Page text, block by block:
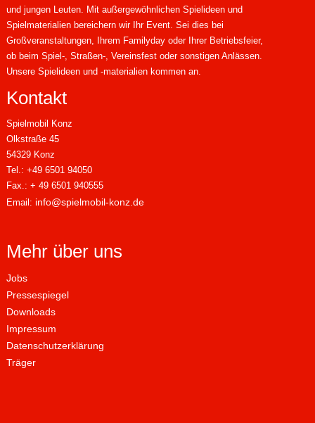
und jungen Leuten. Mit außergewöhnlichen Spielideen und
Spielmaterialien bereichern wir Ihr Event. Sei dies bei
Großveranstaltungen, Ihrem Familyday oder Ihrer Betriebsfeier,
ob beim Spiel-, Straßen-, Vereinsfest oder sonstigen Anlässen.
Unsere Spielideen und -materialien kommen an.
Kontakt
Spielmobil Konz
Olkstraße 45
54329 Konz
Tel.: +49 6501 94050
Fax.: + 49 6501 940555
Email: info@spielmobil-konz.de
Mehr über uns
Jobs
Pressespiegel
Downloads
Impressum
Datenschutzerklärung
Träger